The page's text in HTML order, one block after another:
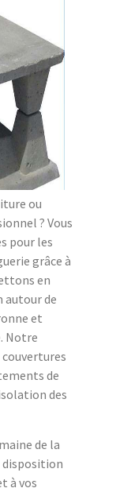
ou
? Vous
pour les
grâce à
en
autour de
et
Notre
de
des
de la
à vos